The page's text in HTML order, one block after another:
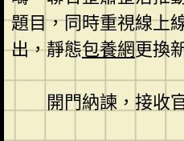
題目，同時重視線上
出，靜態包養網更換
開門納諫，接